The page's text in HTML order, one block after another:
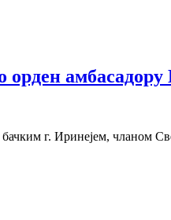
орден
г. Иринејем, чланом